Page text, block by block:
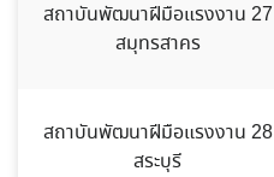
สถาบันพัฒนาฝีมือแรงงาน 27
สมุทรสาคร
สถาบันพัฒนาฝีมือแรงงาน 28
สระบุรี